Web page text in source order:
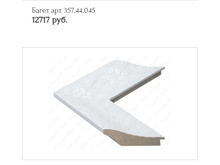
Багет арт. 357.44.045
12717 руб.